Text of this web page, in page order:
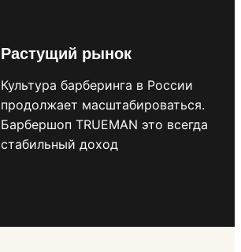
Растущий рынок
Культура барберинга в России
продолжает масштабироваться.
Барбершоп TRUEMAN это всегда
стабильный доход